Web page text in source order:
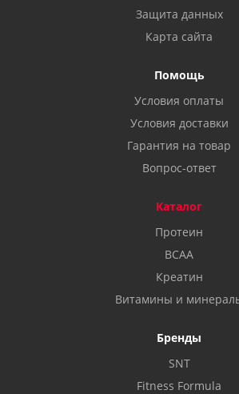
Защита данных
Карта сайта
Помощь
Условия оплаты
Условия доставки
Гарантия на товар
Вопрос-ответ
Каталог
Протеин
BCAA
Креатин
Витамины и
Бренды
SNT
Fitness Formula